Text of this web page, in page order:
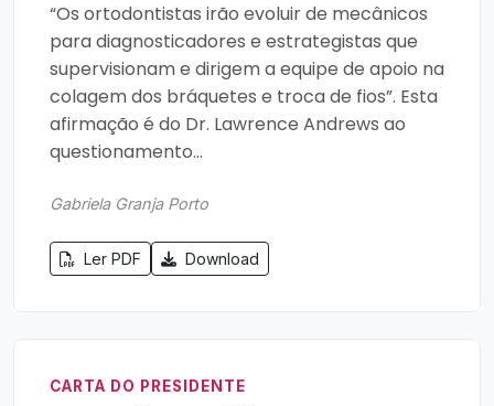
“Os ortodontistas irão evoluir de mecânicos
para diagnosticadores e estrategistas que
supervisionam e dirigem a equipe de apoio na
colagem dos bráquetes e troca de fios”. Esta
afirmação é do Dr. Lawrence Andrews ao
questionamento...
Gabriela Granja Porto
Ler PDF Download
CARTA DO PRESIDENTE